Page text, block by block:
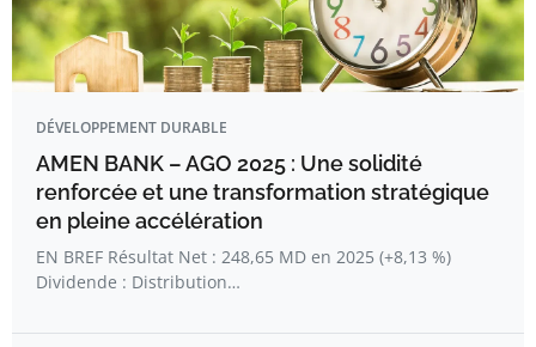
DÉVELOPPEMENT DURABLE
AMEN BANK – AGO 2025 : Une solidité
renforcée et une transformation stratégique
en pleine accélération
EN BREF Résultat Net : 248,65 MD en 2025 (+8,13 %)
Dividende : Distribution…